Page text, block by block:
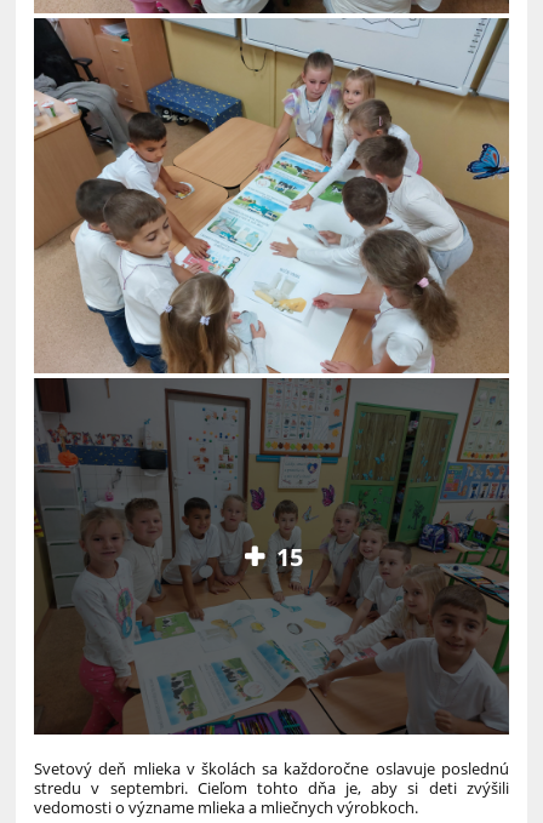
15
Svetový deň mlieka v školách sa každoročne oslavuje poslednú
stredu v septembri. Cieľom tohto dňa je, aby si deti zvýšili
vedomosti o význame mlieka a mliečnych výrobkoch.